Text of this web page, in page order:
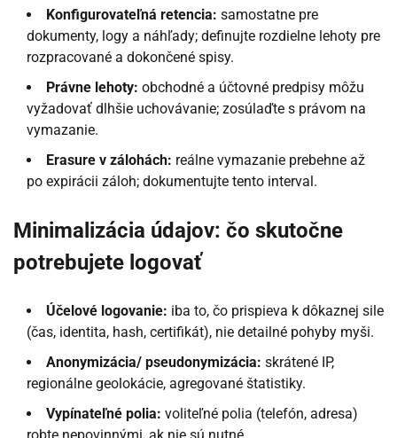
Konfigurovateľná retencia: samostatne pre
dokumenty, logy a náhľady; definujte rozdielne lehoty pre
rozpracované a dokončené spisy.
Právne lehoty: obchodné a účtovné predpisy môžu
vyžadovať dlhšie uchovávanie; zosúlaďte s právom na
vymazanie.
Erasure v zálohách: reálne vymazanie prebehne až
po expirácii záloh; dokumentujte tento interval.
Minimalizácia údajov: čo skutočne
potrebujete logovať
Účelové logovanie: iba to, čo prispieva k dôkaznej sile
(čas, identita, hash, certifikát), nie detailné pohyby myši.
Anonymizácia/ pseudonymizácia: skrátené IP,
regionálne geolokácie, agregované štatistiky.
Vypínateľné polia: voliteľné polia (telefón, adresa)
robte nepovinnými, ak nie sú nutné.